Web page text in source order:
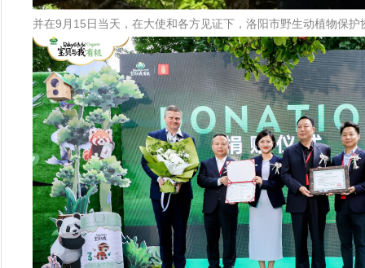
并在9月15日当天，在大使和各方见证下，洛阳市野生动植物保